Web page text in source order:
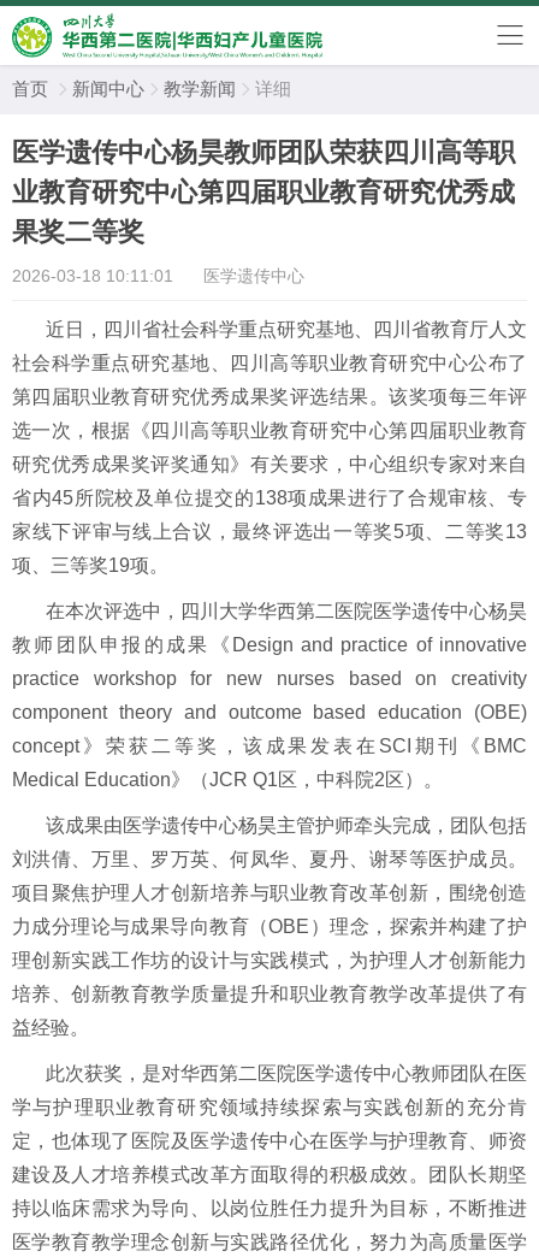
首页  新闻中心  教学新闻  详细
医学遗传中心杨昊教师团队荣获四川高等职
业教育研究中心第四届职业教育研究优秀成
果奖二等奖
2026-03-18 10:11:01 医学遗传中心
近日，四川省社会科学重点研究基地、四川省教育厅人文
社会科学重点研究基地、四川高等职业教育研究中心公布了
第四届职业教育研究优秀成果奖评选结果。该奖项每三年评
选一次，根据《四川高等职业教育研究中心第四届职业教育
研究优秀成果奖评奖通知》有关要求，中心组织专家对来自
省内45所院校及单位提交的138项成果进行了合规审核、专
家线下评审与线上合议，最终评选出一等奖5项、二等奖13
项、三等奖19项。
在本次评选中，四川大学华西第二医院医学遗传中心杨昊
教师团队申报的成果《 Design and practice of innovative
practice workshop for new nurses based on creativity
component theory and outcome based education (OBE)
concept》荣获二等奖，该成果发表在 SCI 期刊《 BMC
Medical Education》（JCR Q1区，中科院2区）。
该成果由医学遗传中心杨昊主管护师牵头完成，团队包括
刘洪倩、万里、罗万英、何凤华、夏丹、谢琴等医护成员。
项目聚焦护理人才创新培养与职业教育改革创新，围绕创造
力成分理论与成果导向教育（OBE ）理念，探索并构建了护
理创新实践工作坊的设计与实践模式，为护理人才创新能力
培养、创新教育教学质量提升和职业教育教学改革提供了有
益经验。
此次获奖，是对华西第二医院医学遗传中心教师团队在医
学与护理职业教育研究领域持续探索与实践创新的充分肯
定，也体现了医院及医学遗传中心在医学与护理教育、师资
建设及人才培养模式改革方面取得的积极成效。团队长期坚
持以临床需求为导向、以岗位胜任力提升为目标，不断推进
医学教育教学理念创新与实践路径优化，努力为高质量医学